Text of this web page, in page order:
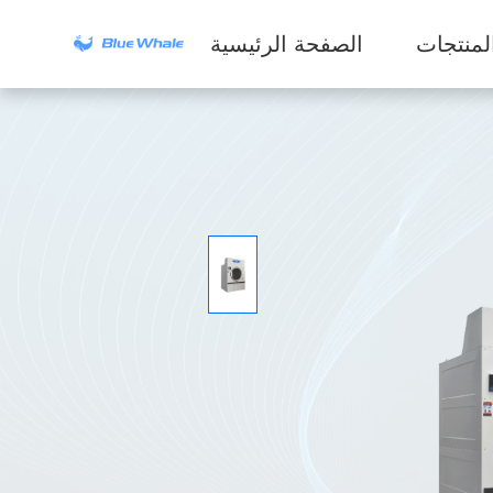
الصفحة الرئيسية
سلسلة أجهزة
التنظيف الجاف
المعدات المساعدة